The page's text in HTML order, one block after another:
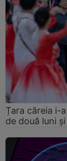
Țara căreia i-
de două luni